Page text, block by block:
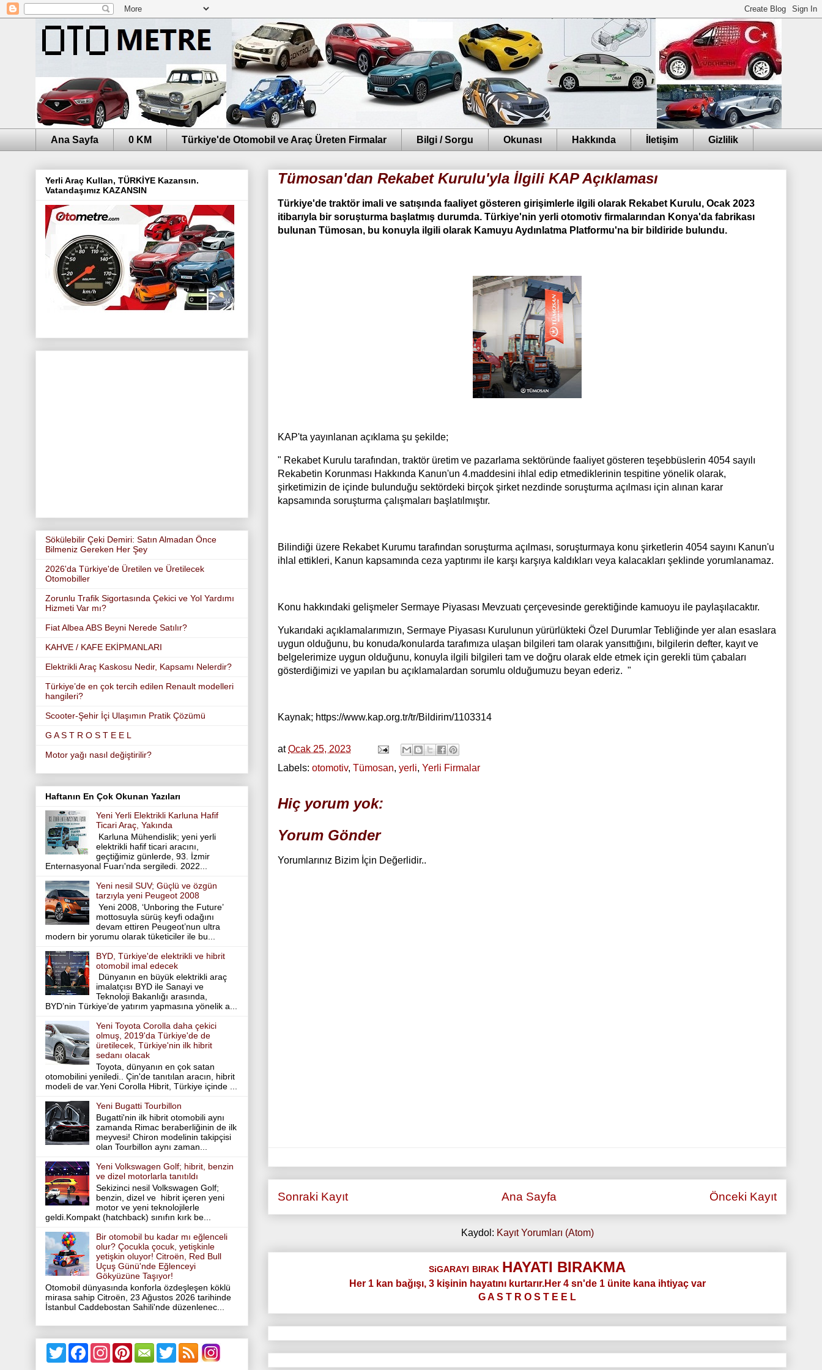
Ana Sayfa 0 KM Türkiye'de Otomobil ve Araç Üreten Firmalar Bilgi / Sorgu Okunası Hakkında İletişim Gizlilik
Tümosan'dan Rekabet Kurulu'yla İlgili KAP Açıklaması
Türkiye'de traktör imali ve satışında faaliyet gösteren girişimlerle ilgili olarak Rekabet Kurulu, Ocak 2023
itibarıyla bir soruşturma başlatmış durumda. Türkiye'nin yerli otomotiv firmalarından Konya'da fabrikası
bulunan Tümosan, bu konuyla ilgili olarak Kamuyu Aydınlatma Platformu'na bir bildiride bulundu.
KAP'ta yayınlanan açıklama şu şekilde;
" Rekabet Kurulu tarafından, traktör üretim ve pazarlama sektöründe faaliyet gösteren teşebbüslerin 4054 sayılı
Rekabetin Korunması Hakkında Kanun'un 4.maddesini ihlal edip etmediklerinin tespitine yönelik olarak,
şirketimizin de içinde bulunduğu sektördeki birçok şirket nezdinde soruşturma açılması için alınan karar
kapsamında soruşturma çalışmaları başlatılmıştır.
Bilindiği üzere Rekabet Kurumu tarafından soruşturma açılması, soruşturmaya konu şirketlerin 4054 sayını Kanun'u
ihlal ettikleri, Kanun kapsamında ceza yaptırımı ile karşı karşıya kaldıkları veya kalacakları şeklinde yorumlanamaz.
Konu hakkındaki gelişmeler Sermaye Piyasası Mevzuatı çerçevesinde gerektiğinde kamuoyu ile paylaşılacaktır.
Yukarıdaki açıklamalarımızın, Sermaye Piyasası Kurulunun yürürlükteki Özel Durumlar Tebliğinde yer alan esaslara
uygun olduğunu, bu konuda/konularda tarafımıza ulaşan bilgileri tam olarak yansıttığını, bilgilerin defter, kayıt ve
belgelerimize uygun olduğunu, konuyla ilgili bilgileri tam ve doğru olarak elde etmek için gerekli tüm çabaları
gösterdiğimizi ve yapılan bu açıklamalardan sorumlu olduğumuzu beyan ederiz. "
Kaynak; https://www.kap.org.tr/tr/Bildirim/1103314
atOcak 25, 2023
Labels: otomotiv, Tümosan, yerli, Yerli Firmalar
Hiç yorum yok:
Yorum Gönder
Yorumlarınız Bizim İçin Değerlidir..
Sonraki Kayıt Önceki Kayıt
Ana Sayfa
Kaydol: Kayıt Yorumları (Atom)
SiGARAYI BIRAK HAYATI BIRAKMA
Her 1 kan bağışı, 3 kişinin hayatını kurtarır.Her 4 sn'de 1 ünite kana ihtiyaç var
G A S T R O S T E E L
Yerli Araç Kullan, TÜRKİYE Kazansın.
Vatandaşımız KAZANSIN
Sökülebilir Çeki Demiri: Satın Almadan Önce
Bilmeniz Gereken Her Şey
2026'da Türkiye'de Üretilen ve Üretilecek
Otomobiller
Zorunlu Trafik Sigortasında Çekici ve Yol Yardımı
Hizmeti Var mı?
Fiat Albea ABS Beyni Nerede Satılır?
KAHVE / KAFE EKİPMANLARI
Elektrikli Araç Kaskosu Nedir, Kapsamı Nelerdir?
Türkiye’de en çok tercih edilen Renault modelleri
hangileri?
Scooter-Şehir İçi Ulaşımın Pratik Çözümü
G A S T R O S T E E L
Motor yağı nasıl değiştirilir?
Haftanın En Çok Okunan Yazıları
Yeni Yerli Elektrikli Karluna Hafif
Ticari Araç, Yakında
Karluna Mühendislik; yeni yerli
elektrikli hafif ticari aracını,
geçtiğimiz günlerde, 93. İzmir
Enternasyonal Fuarı'nda sergiledi. 2022...
Yeni nesil SUV; Güçlü ve özgün
tarzıyla yeni Peugeot 2008
Yeni 2008, ‘Unboring the Future’
mottosuyla sürüş keyfi odağını
devam ettiren Peugeot’nun ultra
modern bir yorumu olarak tüketiciler ile bu...
BYD, Türkiye'de elektrikli ve hibrit
otomobil imal edecek
Dünyanın en büyük elektrikli araç
imalatçısı BYD ile Sanayi ve
Teknoloji Bakanlığı arasında,
BYD’nin Türkiye’de yatırım yapmasına yönelik a...
Yeni Toyota Corolla daha çekici
olmuş, 2019'da Türkiye'de de
üretilecek, Türkiye'nin ilk hibrit
sedanı olacak
Toyota, dünyanın en çok satan
otomobilini yeniledi.. Çin'de tanıtılan aracın, hibrit
modeli de var.Yeni Corolla Hibrit, Türkiye içinde ...
Yeni Bugatti Tourbillon
Bugatti'nin ilk hibrit otomobili aynı
zamanda Rimac beraberliğinin de ilk
meyvesi! Chiron modelinin takipçisi
olan Tourbillon aynı zaman...
Yeni Volkswagen Golf; hibrit, benzin
ve dizel motorlarla tanıtıldı
Sekizinci nesil Volkswagen Golf;
benzin, dizel ve hibrit içeren yeni
motor ve yeni teknolojilerle
geldi.Kompakt (hatchback) sınıfın kırk be...
Bir otomobil bu kadar mı eğlenceli
olur? Çocukla çocuk, yetişkinle
yetişkin oluyor! Citroën, Red Bull
Uçuş Günü'nde Eğlenceyi
Gökyüzüne Taşıyor!
Otomobil dünyasında konforla özdeşleşen köklü
mirasa sahip Citroën, 23 Ağustos 2026 tarihinde
İstanbul Caddebostan Sahili'nde düzenlenec...
T
w
F
P
T